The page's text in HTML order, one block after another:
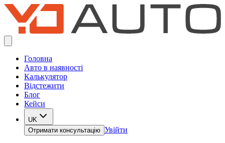
Головна
Авто в наявності
Калькулятор
Відстежити
Блог
Кейси
UK
Отримати консультацію Увійти